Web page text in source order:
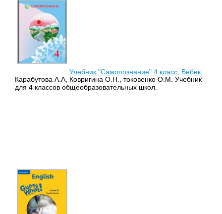
Учебник "Самопознание" 4 класс, Бөбек.
Карабутова А.А, Ковригина О.Н., токовенко О.М. Учебник
для 4 классов общеобразовательных школ.